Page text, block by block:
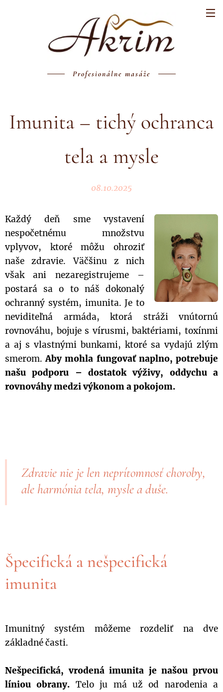
Profesionálne masáže
Imunita – tichý ochranca
tela a mysle
08.10.2025
Každý deň sme vystavení
nespočetnému množstvu
vplyvov, ktoré môžu ohroziť
naše zdravie. Väčšinu z nich
však ani nezaregistrujeme –
postará sa o to náš dokonalý
ochranný systém, imunita. Je to
neviditeľná armáda, ktorá stráži vnútornú
rovnováhu, bojuje s vírusmi, baktériami, toxínmi
a aj s vlastnými bunkami, ktoré sa vydajú zlým
smerom.Aby mohla fungovať naplno, potrebuje
našu podporu – dostatok výživy, oddychu a
rovnováhy medzi výkonom a pokojom.
Zdravie nie je len neprítomnosť choroby,
ale harmónia tela, mysle a duše.
Špecifická a nešpecifická
imunita
Imunitný systém môžeme rozdeliť na dve
základné časti.
Nešpecifická, vrodená imunita je našou prvou
líniou obrany. Telo ju má už od narodenia a